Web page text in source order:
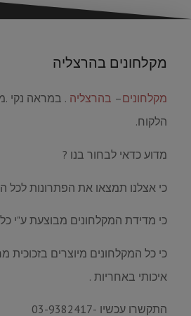
מקלחונים בהרצליה
מקלחונים– בהרצליה . במראה נקי
הלקוח.
מדוע כדאי לבחור בנו ?
כי אצלנו תמצאו את הפתרונות לכל
כי מדידת המקלחונים מבוצעת ע"י
כי כל המקלחונים מיוצרים בזכוכית
איכותי באחריות .
התקשרו עכשיו -03-9382417